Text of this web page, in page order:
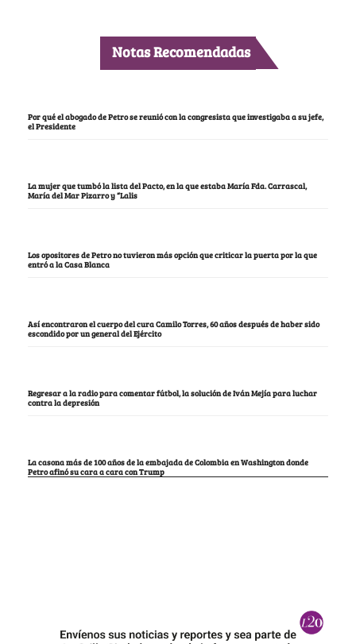
Notas Recomendadas
Por qué el abogado de Petro se reunió con la congresista que investigaba a su jefe,
el Presidente
La mujer que tumbó la lista del Pacto, en la que estaba María Fda. Carrascal,
María del Mar Pizarro y “Lalis
Los opositores de Petro no tuvieron más opción que criticar la puerta por la que
entró a la Casa Blanca
Así encontraron el cuerpo del cura Camilo Torres, 60 años después de haber sido
escondido por un general del Ejército
Regresar a la radio para comentar fútbol, la solución de Iván Mejía para luchar
contra la depresión
La casona más de 100 años de la embajada de Colombia en Washington donde
Petro afinó su cara a cara con Trump